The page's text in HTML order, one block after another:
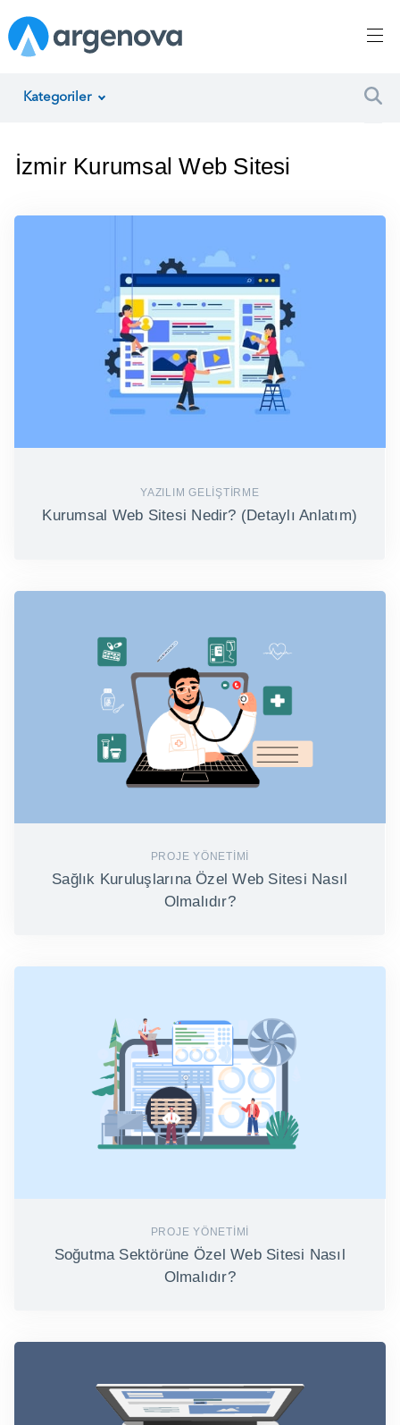
Kategoriler
Proje Yönetimi
Müşteri Hizmetleri
İzmir Kurumsal Web Sitesi
YAZILIM GELIŞTIRME
Kurumsal Web Sitesi Nedir? (Detaylı Anlatım)
PROJE YÖNETIMI
Sağlık Kuruluşlarına Özel Web Sitesi Nasıl
Olmalıdır?
PROJE YÖNETIMI
Soğutma Sektörüne Özel Web Sitesi Nasıl
Olmalıdır?